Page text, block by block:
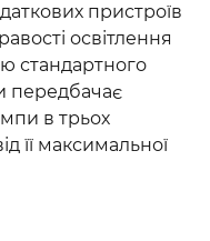
пристроїв
освітлення
стандартного
передбачає
в трьох
її максимальної